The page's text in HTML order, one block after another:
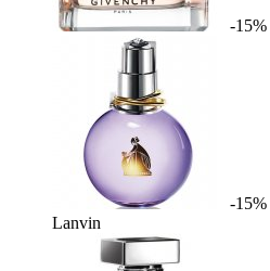
-15%
-15%
Lanvin